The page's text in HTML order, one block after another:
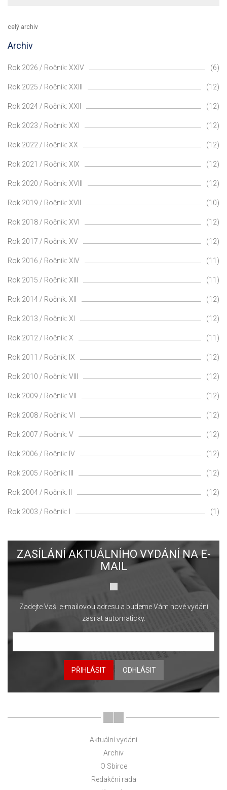
celý archiv
Archiv
Rok 2026 / Ročník: XXIV (6)
Rok 2025 / Ročník: XXIII (12)
Rok 2024 / Ročník: XXII (12)
Rok 2023 / Ročník: XXI (12)
Rok 2022 / Ročník: XX (12)
Rok 2021 / Ročník: XIX (12)
Rok 2020 / Ročník: XVIII (12)
Rok 2019 / Ročník: XVII (10)
Rok 2018 / Ročník: XVI (12)
Rok 2017 / Ročník: XV (12)
Rok 2016 / Ročník: XIV (11)
Rok 2015 / Ročník: XIII (11)
Rok 2014 / Ročník: XII (12)
Rok 2013 / Ročník: XI (12)
Rok 2012 / Ročník: X (11)
Rok 2011 / Ročník: IX (12)
Rok 2010 / Ročník: VIII (12)
Rok 2009 / Ročník: VII (12)
Rok 2008 / Ročník: VI (12)
Rok 2007 / Ročník: V (12)
Rok 2006 / Ročník: IV (12)
Rok 2005 / Ročník: III (12)
Rok 2004 / Ročník: II (12)
Rok 2003 / Ročník: I (1)
ZASÍLÁNÍ AKTUÁLNÍHO VYDÁNÍ NA E-
MAIL
Zadejte Vaši e-mailovou adresu a budeme Vám nové vydání
zasílat automaticky.
PŘIHLÁSIT ODHLÁSIT
Aktuální vydání
Archiv
O Sbírce
Redakční rada